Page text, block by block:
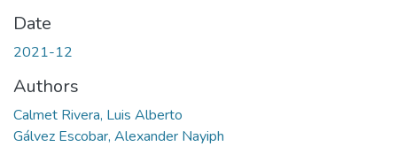
Date
2021-12
Authors
Calmet Rivera, Luis Alberto
Gálvez Escobar, Alexander Nayiph